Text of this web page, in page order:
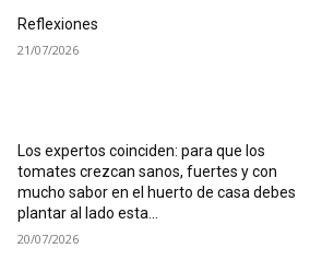
Reflexiones
21/07/2026
Los expertos coinciden: para que los
tomates crezcan sanos, fuertes y con
mucho sabor en el huerto de casa debes
plantar al lado esta...
20/07/2026